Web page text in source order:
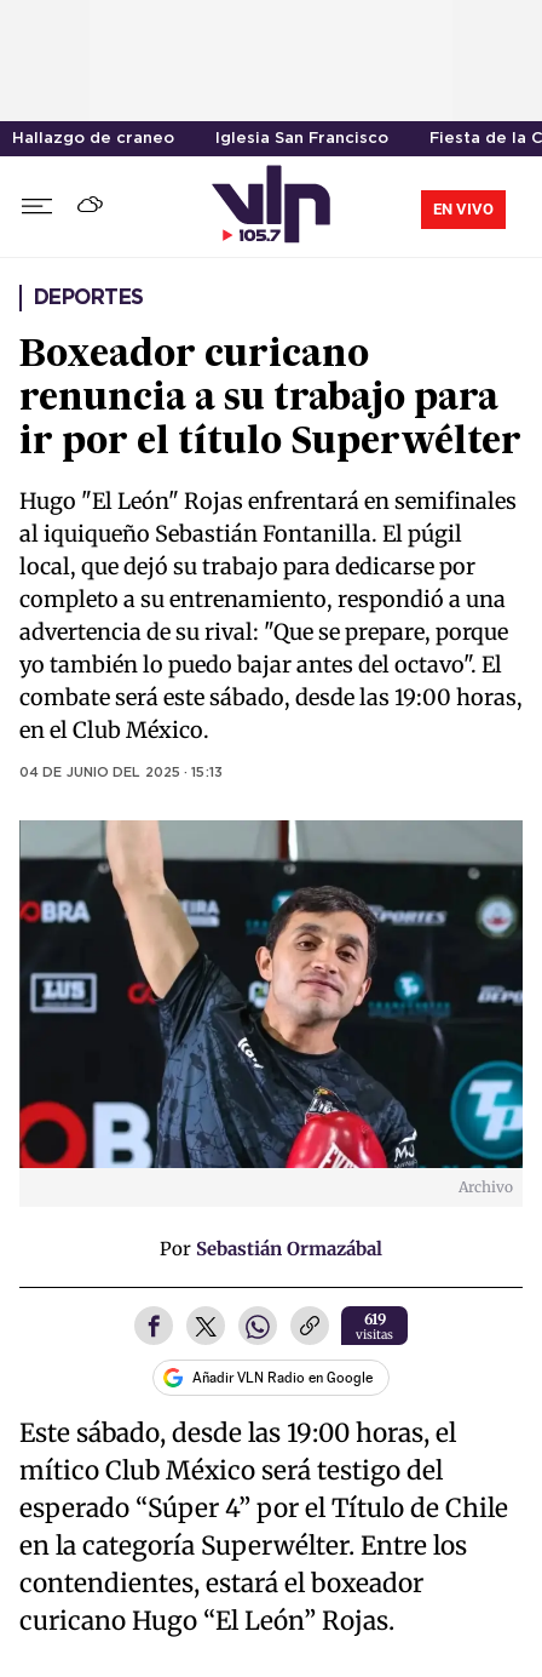
Hallazgo de craneo Iglesia San Francisco Fiesta de la
EN VIVO
DEPORTES
Boxeador curicano
renuncia a su trabajo para
ir por el título Superwélter
Hugo "El León" Rojas enfrentará en semifinales
al iquiqueño Sebastián Fontanilla. El púgil
local, que dejó su trabajo para dedicarse por
completo a su entrenamiento, respondió a una
advertencia de su rival: "Que se prepare, porque
yo también lo puedo bajar antes del octavo". El
combate será este sábado, desde las 19:00 horas,
en el Club México.
04 DE JUNIO DEL 2025 · 15:13
Archivo
Por Sebastián Ormazábal
619
visitas
Añadir VLN Radio en Google
Este sábado, desde las 19:00 horas, el
mítico Club México será testigo del
esperado “Súper 4” por el Título de Chile
en la categoría Superwélter. Entre los
contendientes, estará el boxeador
curicano Hugo “El León” Rojas.